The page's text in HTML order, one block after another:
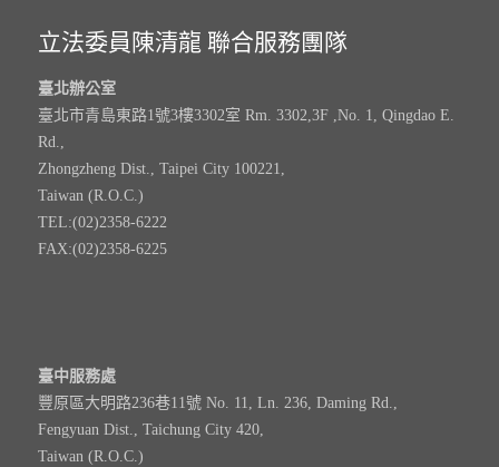
立法委員陳清龍 聯合服務團隊
臺北辦公室
臺北市青島東路1號3樓3302室 Rm. 3302,3F ,No. 1, Qingdao E.
Rd.,
Zhongzheng Dist., Taipei City 100221,
Taiwan (R.O.C.)
TEL:(02)2358-6222
FAX:(02)2358-6225
臺中服務處
豐原區大明路236巷11號 No. 11, Ln. 236, Daming Rd.,
Fengyuan Dist., Taichung City 420,
Taiwan (R.O.C.)